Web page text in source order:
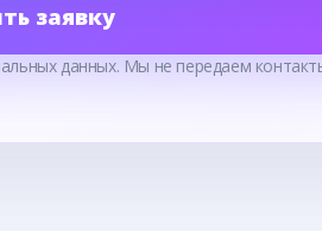
заявку
данных. Мы не передаем